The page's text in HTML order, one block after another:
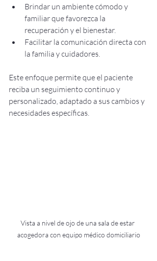
Brindar un ambiente cómodo y
familiar que favorezca la
recuperación y el bienestar.
Facilitar la comunicación directa con
la familia y cuidadores.
Este enfoque permite que el paciente
reciba un seguimiento continuo y
personalizado, adaptado a sus cambios y
necesidades específicas.
Vista a nivel de ojo de una sala de estar
acogedora con equipo médico domiciliario